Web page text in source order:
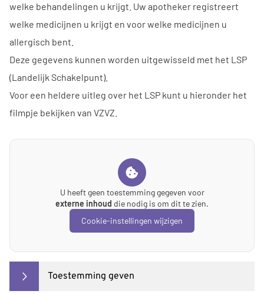
welke behandelingen u krijgt. Uw apotheker registreert
welke medicijnen u krijgt en voor welke medicijnen u
allergisch bent.
Deze gegevens kunnen worden uitgewisseld met het LSP
(Landelijk Schakelpunt).
Voor een heldere uitleg over het LSP kunt u hieronder het
filmpje bekijken van VZVZ.
U heeft geen toestemming gegeven voor
externe inhoud die nodig is om dit te zien.
Cookie-instellingen wijzigen
Toestemming geven